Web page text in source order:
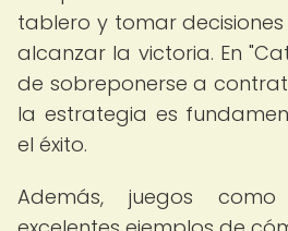
tablero y tomar
alcanzar la victoria. En
de sobreponerse a
la estrategia es
el éxito.
Además, juegos como